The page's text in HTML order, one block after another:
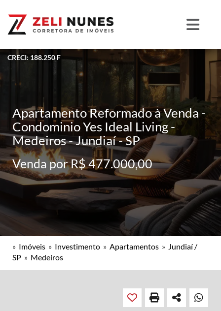
CRECI: 188.250 F
Apartamento Reformado à Venda -
Condominio Yes Ideal Living -
Medeiros - Jundiaí - SP
Venda por R$ 477.000,00
» Imóveis » Investimento » Apartamentos » Jundiaí /
SP » Medeiros